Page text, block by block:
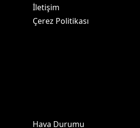
İletişim
Çerez Politikası
Hava Durumu